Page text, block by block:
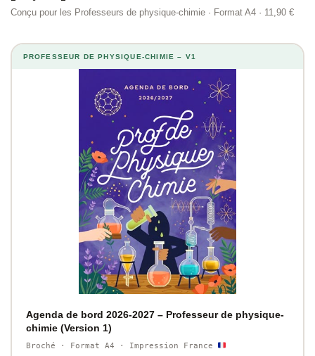
Conçu pour les Professeurs de physique-chimie · Format A4 · 11,90 €
PROFESSEUR DE PHYSIQUE-CHIMIE – V1
Agenda de bord 2026-2027 – Professeur de physique-
chimie (Version 1)
Broché · Format A4 · Impression France